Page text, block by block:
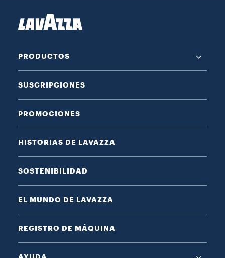
PRODUCTOS
SUSCRIPCIONES
PROMOCIONES
HISTORIAS DE LAVAZZA
SOSTENIBILIDAD
EL MUNDO DE LAVAZZA
REGISTRO DE MÁQUINA